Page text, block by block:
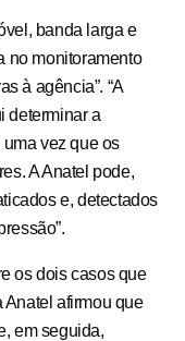
banda larga e
no monitoramento
à agência”. “A
determinar a
vez que os
A Anatel pode,
e, detectados
os dois casos que
Anatel afirmou que
em seguida,